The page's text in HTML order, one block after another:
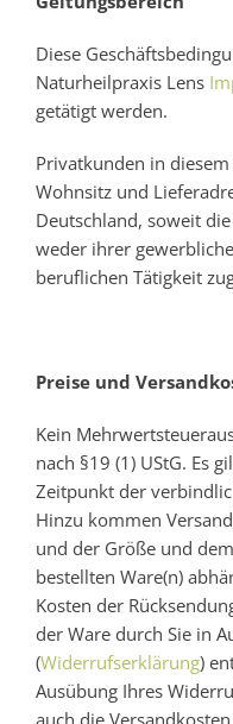
Praxisschwerpunkte
Behandlungsablauf
Honorar
Kooperationspartner
Praxis
Kontakt
Warenkorb
Diese
Naturheilpraxis Lens
getätigt werden.
Privatkunden in
Wohnsitz und
Deutschland, soweit
weder ihrer
beruflichen Tätigkeit
Preise und
Kein
nach §19 (1) UStG. Es
Zeitpunkt der
Hinzu kommen
und der Größe und
bestellten Ware(n)
Kosten der
der Ware durch Sie in
(Widerrufserklärung)
Ausübung Ihres
auch die